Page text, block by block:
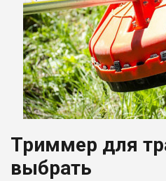
Триммер для
выбрать